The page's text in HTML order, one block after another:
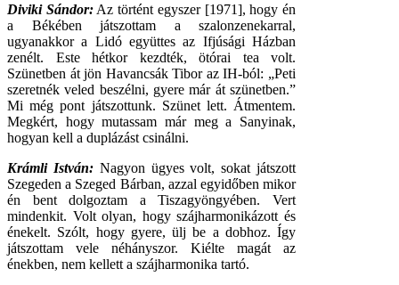
Diviki Sándor:Az történt egyszer [1971], hogy én
a Békében játszottam a szalonzenekarral,
ugyanakkor a Lidó együttes az Ifjúsági Házban
zenélt. Este hétkor kezdték, ötórai tea volt.
Szünetben át jön Havancsák Tibor az IH-ból: „Peti
szeretnék veled beszélni, gyere már át szünetben.”
Mi még pont játszottunk. Szünet lett. Átmentem.
Megkért, hogy mutassam már meg a Sanyinak,
hogyan kell a duplázást csinálni.
Krámli István:Nagyon ügyes volt, sokat játszott
Szegeden a Szeged Bárban, azzal egyidőben mikor
én bent dolgoztam a Tiszagyöngyében. Vert
mindenkit. Volt olyan, hogy szájharmonikázott és
énekelt. Szólt, hogy gyere, ülj be a dobhoz. Így
játszottam vele néhányszor. Kiélte magát az
énekben, nem kellett a szájharmonika tartó.